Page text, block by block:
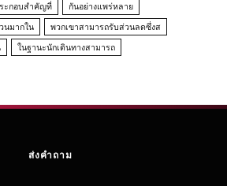
ะกอบสำคัญที่ กันอย่างแพร่หลาย
นมากใน พวกเขาสามารถรับส่วนลดซึ่งส
ในฐานะนักเดินทางสามารถ
ส่งคำถาม